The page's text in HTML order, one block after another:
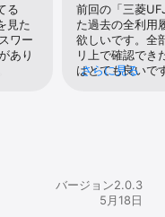
けます。ご利用明細のご
)が入ったカードも
きます。
る
見た
ワー
あり
パス
ドな
めか
前回の「三菱
た過去の全利用
欲しいです。全
リ上で確認でき
はとても良いで
さらに見る
バージョン2.0.3
5月18日